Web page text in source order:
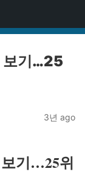
보기…25
3년 ago
기…25위